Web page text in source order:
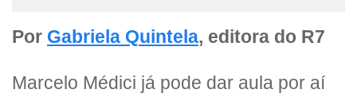
Por Gabriela Quintela, editora do R7
Marcelo Médici já pode dar aula por aí